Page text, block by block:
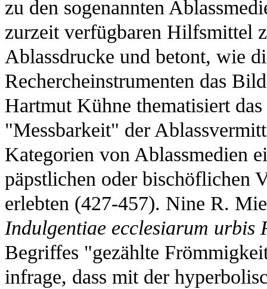
zu den sogenannten
zurzeit verfügbaren Hilfsmittel
Ablassdrucke und betont, wie
Rechercheinstrumenten das
Hartmut Kühne thematisiert
"Messbarkeit" der
Kategorien von Ablassmedien
päpstlichen oder bischöflichen
erlebten (427-457). Nine R.
Indulgentiae ecclesiarum urbis
Begriffes "gezählte
infrage, dass mit der